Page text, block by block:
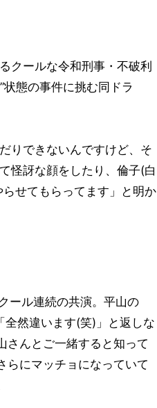
クールな令和刑事・不破利
態の事件に挑む同ドラ
りできないんですけど、そ
怪訝な顔をしたり、倫子(白
せてもらってます」と明か
ール連続の共演。平山の
然違います(笑)」と返しな
さんとご一緒すると知って
らにマッチョになっていて